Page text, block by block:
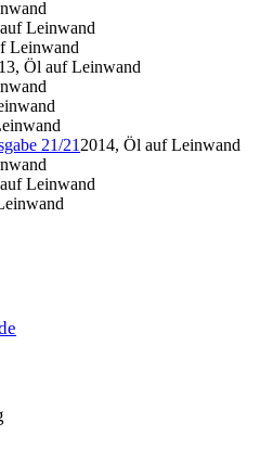
Leinwand
Leinwand
Öl auf Leinwand
21/21 2014, Öl auf Leinwand
Leinwand